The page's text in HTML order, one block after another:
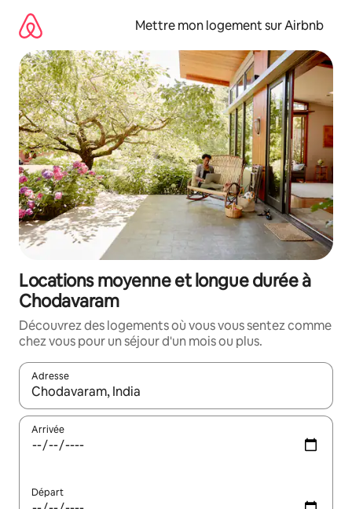
directement
contenu
Mettre mon logement sur Airbnb
Locations moyenne et longue durée à
Chodavaram
Découvrez des logements où vous vous sentez comme
chez vous pour un séjour d'un mois ou plus.
Adresse
Lorsque les résultats s'affichent, utilisez les flèches vers le
Arrivée
Départ